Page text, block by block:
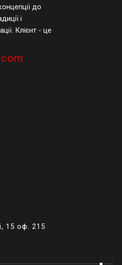
до
і
Клієнт - це
15 оф. 215